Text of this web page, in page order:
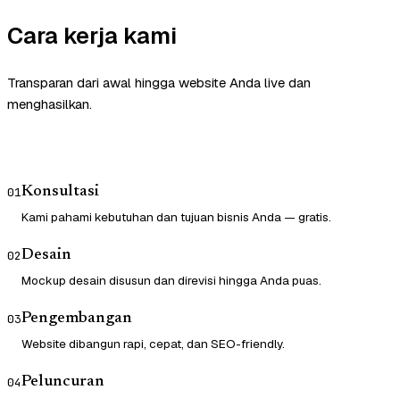
Cara kerja kami
Transparan dari awal hingga website Anda live dan
menghasilkan.
01Konsultasi
Kami pahami kebutuhan dan tujuan bisnis Anda — gratis.
02Desain
Mockup desain disusun dan direvisi hingga Anda puas.
03Pengembangan
Website dibangun rapi, cepat, dan SEO-friendly.
04Peluncuran